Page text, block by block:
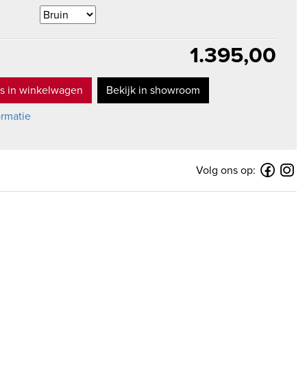
1.395,00
in winkelwagen
Bekijk in showroom
Volg ons op: